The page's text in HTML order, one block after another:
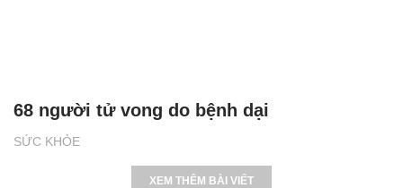
SỨC KHỎE
68 người tử vong do bệnh dại
XEM THÊM BÀI VIẾT